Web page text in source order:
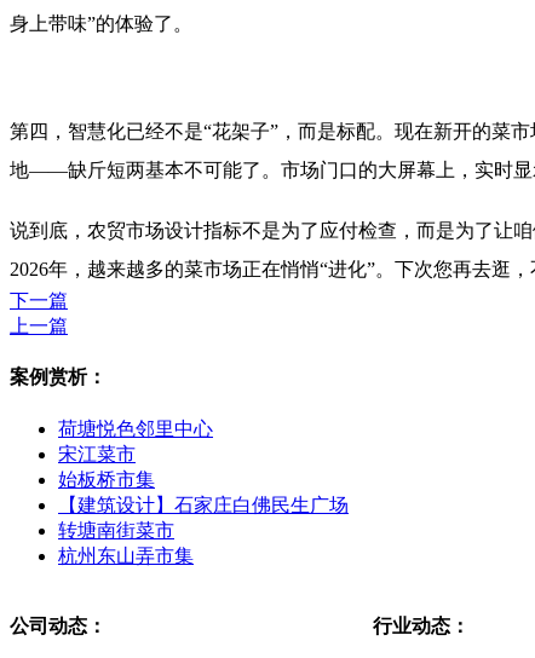
身上带味”的体验了。
第四，智慧化已经不是“花架子”，而是标配。现在新开的菜
地——缺斤短两基本不可能了。市场门口的大屏幕上，实时显
说到底，农贸市场设计指标不是为了应付检查，而是为了让
2026年，越来越多的菜市场正在悄悄“进化”。下次您再去逛
下一篇
上一篇
案例赏析：
荷塘悦色邻里中心
宋江菜市
始板桥市集
【建筑设计】石家庄白佛民生广场
转塘南街菜市
杭州东山弄市集
公司动态： 行业动态：